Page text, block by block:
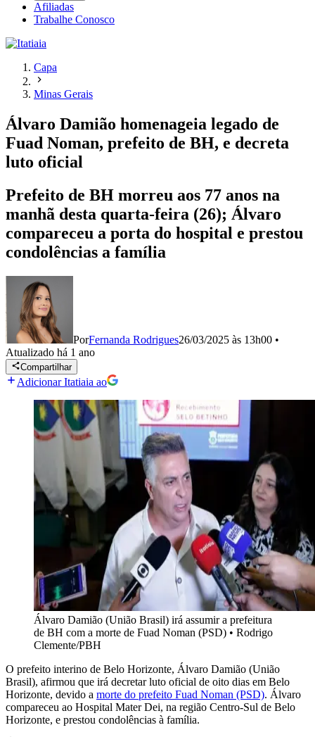
Afiliadas
Trabalhe Conosco
Capa
Minas Gerais
Álvaro Damião homenageia legado de
Fuad Noman, prefeito de BH, e decreta
luto oficial
Prefeito de BH morreu aos 77 anos na
manhã desta quarta-feira (26); Álvaro
compareceu a porta do hospital e prestou
condolências a família
PorFernanda Rodrigues26/03/2025 às 13h00 •
Atualizado há 1 ano
Compartilhar
Adicionar Itatiaia ao
Álvaro Damião (União Brasil) irá assumir a prefeitura
de BH com a morte de Fuad Noman (PSD) • Rodrigo
Clemente/PBH
O prefeito interino de Belo Horizonte, Álvaro Damião (União
Brasil), afirmou que irá decretar luto oficial de oito dias em Belo
Horizonte, devido a morte do prefeito Fuad Noman (PSD). Álvaro
compareceu ao Hospital Mater Dei, na região Centro-Sul de Belo
Horizonte, e prestou condolências à família.